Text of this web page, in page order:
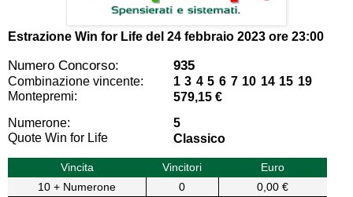
Estrazione Win for Life del 24 febbraio 2023 ore 23:00
Numero Concorso: 935
Combinazione vincente:
1 3 4 5 6 7 10 14 15 19
Montepremi:
579,15 €
Numerone:
5
Quote Win for Life
Classico
Vincita Vincitori
Euro
10 + Numerone
0
0,00 €